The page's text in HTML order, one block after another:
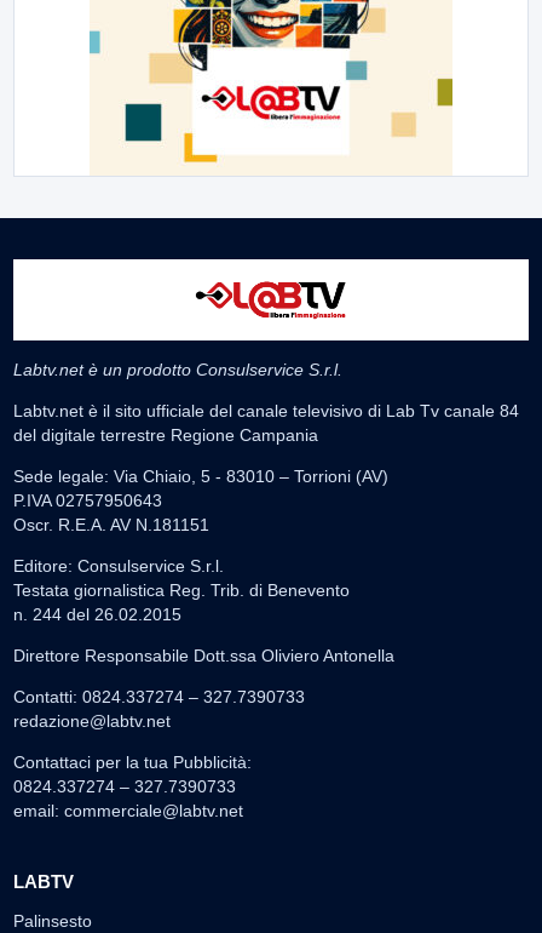
Labtv.net è un prodotto Consulservice S.r.l.
Labtv.net è il sito ufficiale del canale televisivo di Lab Tv canale 84
del digitale terrestre Regione Campania
Sede legale: Via Chiaio, 5 - 83010 – Torrioni (AV)
P.IVA 02757950643
Oscr. R.E.A. AV N.181151
Editore: Consulservice S.r.l.
Testata giornalistica Reg. Trib. di Benevento
n. 244 del 26.02.2015
Direttore Responsabile Dott.ssa Oliviero Antonella
Contatti: 0824.337274 – 327.7390733
redazione@labtv.net
Contattaci per la tua Pubblicità:
0824.337274 – 327.7390733
email: commerciale@labtv.net
LABTV
Palinsesto